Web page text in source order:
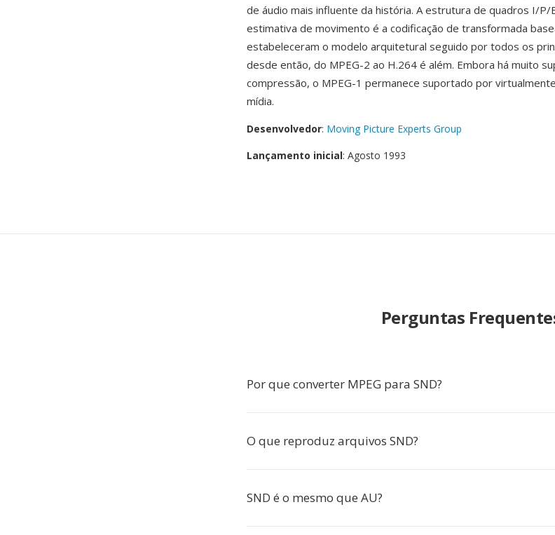
de áudio mais influente da história. A estrutura de quadros I/P/
estimativa de movimento é a codificação de transformada
estabeleceram o modelo arquitetural seguido por todos os
desde então, do MPEG-2 ao H.264 é além. Embora há muito
compressão, o MPEG-1 permanece suportado por
mídia.
Desenvolvedor: Moving Picture Experts Group
Lançamento inicial: Agosto 1993
Perguntas
Por que converter MPEG para SND?
O que reproduz arquivos SND?
SND é o mesmo que AU?